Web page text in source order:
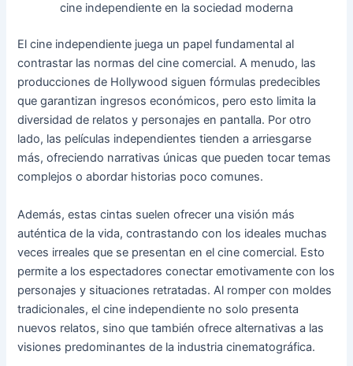
cine independiente en la sociedad moderna
El cine independiente juega un papel fundamental al
contrastar las normas del cine comercial. A menudo, las
producciones de Hollywood siguen fórmulas predecibles
que garantizan ingresos económicos, pero esto limita la
diversidad de relatos y personajes en pantalla. Por otro
lado, las películas independientes tienden a arriesgarse
más, ofreciendo narrativas únicas que pueden tocar temas
complejos o abordar historias poco comunes.
Además, estas cintas suelen ofrecer una visión más
auténtica de la vida, contrastando con los ideales muchas
veces irreales que se presentan en el cine comercial. Esto
permite a los espectadores conectar emotivamente con los
personajes y situaciones retratadas. Al romper con moldes
tradicionales, el cine independiente no solo presenta
nuevos relatos, sino que también ofrece alternativas a las
visiones predominantes de la industria cinematográfica.